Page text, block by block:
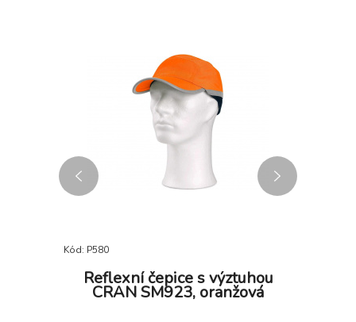
Kód: P580
Reflexní čepice s výztuhou
CRAN SM923, oranžová